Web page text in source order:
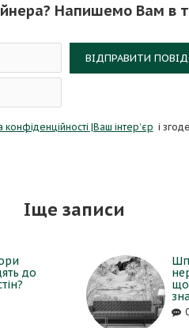
Напишемо Вам в
конфіденційності |Ваш інтер’єр і
ВІДПРАВИТИ
Іще записи
до
що